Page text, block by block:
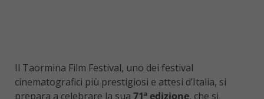
Il Taormina Film Festival, uno dei festival
cinematografici più prestigiosi e attesi d’Italia, si
prepara a celebrare la sua 71ª edizione, che si